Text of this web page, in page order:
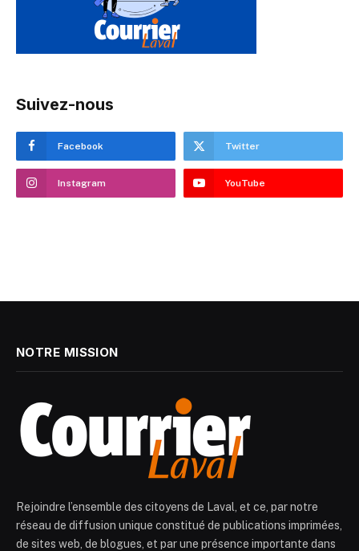
Suivez-nous
Facebook Twitter
Instagram YouTube
NOTRE MISSION
Rejoindre l’ensemble des citoyens de Laval, et ce, par notre
réseau de diffusion unique constitué de publications imprimées,
de sites web, de blogues, et par une présence importante dans